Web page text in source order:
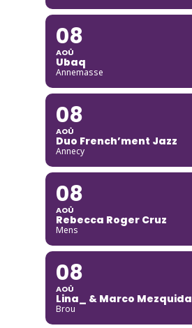
08
AOÛ
Ubaq
Annemasse
08
AOÛ
Duo French’ment Jazz
Annecy
08
AOÛ
Rebecca Roger Cruz
Mens
08
AOÛ
Lina_ & Marco Mezquida
Brou